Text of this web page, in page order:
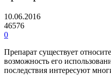
10.06.2016
46576
0
Препарат существует
возможность его
последствия интересуют